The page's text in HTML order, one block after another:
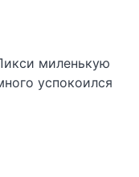
миленькую
успокоился